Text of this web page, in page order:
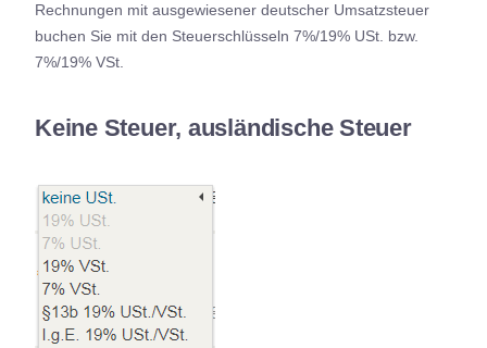
Rechnungen mit ausgewiesener deutscher Umsatzsteuer
buchen Sie mit den Steuerschlüsseln 7%/19% USt. bzw.
7%/19% VSt.
Keine Steuer, ausländische Steuer